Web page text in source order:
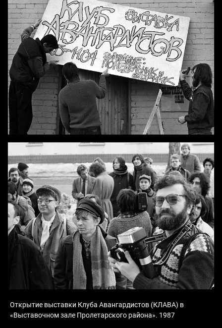
Открытие выставки Клуба Авангардистов (КЛАВА) в
«Выставочном зале Пролетарского района». 1987